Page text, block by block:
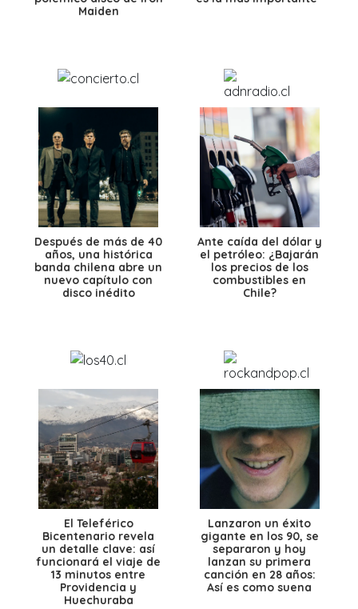
Maiden
Después de más de 40
años, una histórica
banda chilena abre un
nuevo capítulo con
disco inédito
Ante caída del dólar y
el petróleo: ¿Bajarán
los precios de los
combustibles en
Chile?
El Teleférico
Bicentenario revela
un detalle clave: así
funcionará el viaje de
13 minutos entre
Providencia y
Huechuraba
Lanzaron un éxito
gigante en los 90, se
separaron y hoy
lanzan su primera
canción en 28 años:
Así es como suena